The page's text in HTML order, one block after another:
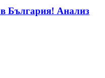
България! Анализ